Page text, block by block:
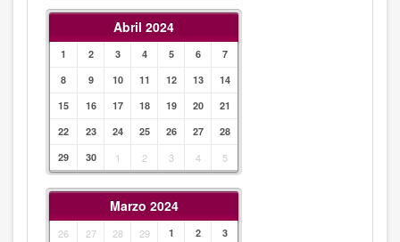
Abril 2024
1 2 3 4 5 6
7
8
9 10 11 12 13
14
15
16 17 18 19 20
21
22
23 24 25 26 27
28
29
30 1 2 3 4 5
Marzo 2024
26 27 28 29 1 2
3